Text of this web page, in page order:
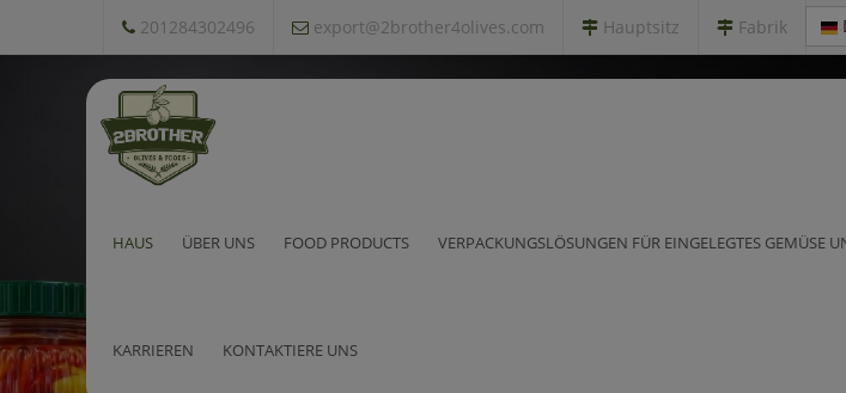
201284302496 export@2brother4olives.com Hauptsitz Fabrik
HAUS ÜBER UNS FOOD PRODUCTS VERPACKUNGSLÖSUNGEN FÜR EINGELEGTES GEMÜSE
KARRIEREN KONTAKTIERE UNS